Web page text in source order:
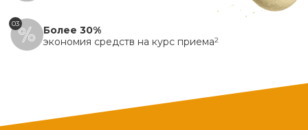
03
Более 30%
экономия средств на курс приема2